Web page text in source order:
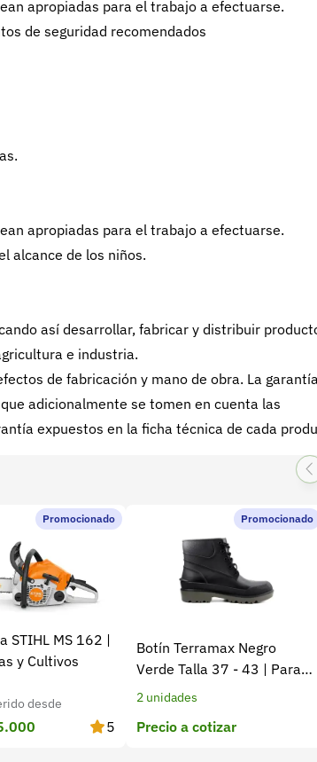
apropiadas para el trabajo a efectuarse.
de seguridad recomendados
apropiadas para el trabajo a efectuarse.
alcance de los niños.
así desarrollar, fabricar y distribuir
e industria.
de fabricación y mano de obra. La
adicionalmente se tomen en cuenta las
expuestos en la ficha técnica de cada
Promocionado
STIHL MS 162 |
y Cultivos
desde
5
Promocionado
Botín Terramax Negro
Verde Talla 37 - 43 | Para
trabajo diario y campo
2 unidades
Precio a cotizar